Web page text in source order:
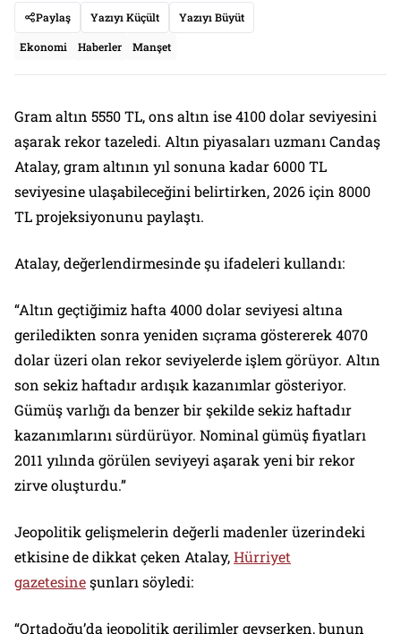
Paylaş
Yazıyı Küçült Yazıyı Büyüt
Ekonomi Haberler Manşet
Gram altın 5550 TL, ons altın ise 4100 dolar seviyesini
aşarak rekor tazeledi. Altın piyasaları uzmanı Candaş
Atalay, gram altının yıl sonuna kadar 6000 TL
seviyesine ulaşabileceğini belirtirken, 2026 için 8000
TL projeksiyonunu paylaştı.
Atalay, değerlendirmesinde şu ifadeleri kullandı:
“Altın geçtiğimiz hafta 4000 dolar seviyesi altına
geriledikten sonra yeniden sıçrama göstererek 4070
dolar üzeri olan rekor seviyelerde işlem görüyor. Altın
son sekiz haftadır ardışık kazanımlar gösteriyor.
Gümüş varlığı da benzer bir şekilde sekiz haftadır
kazanımlarını sürdürüyor. Nominal gümüş fiyatları
2011 yılında görülen seviyeyi aşarak yeni bir rekor
zirve oluşturdu.”
Jeopolitik gelişmelerin değerli madenler üzerindeki
etkisine de dikkat çeken Atalay,Hürriyet
gazetesineşunları söyledi:
“Ortadoğu’da jeopolitik gerilimler gevşerken, bunun